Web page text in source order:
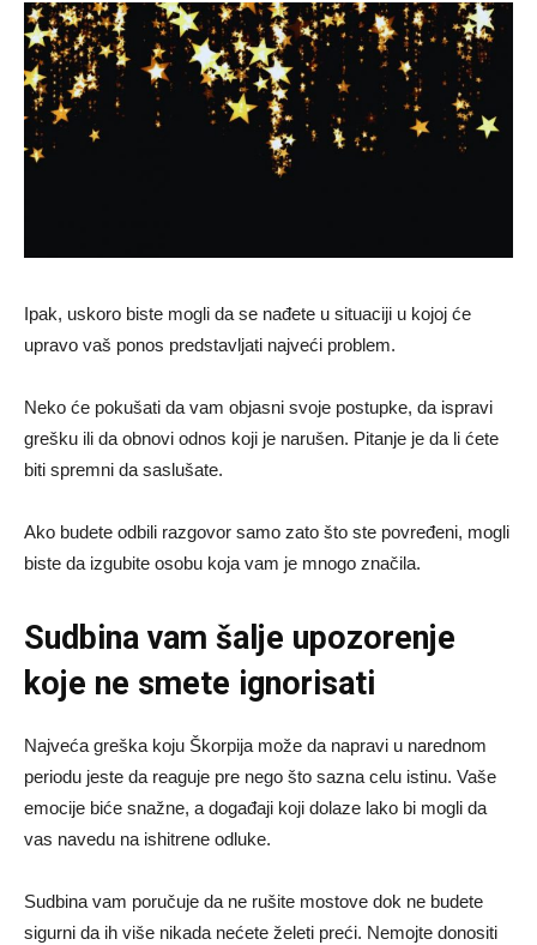
Ipak, uskoro biste mogli da se nađete u situaciji u kojoj će
upravo vaš ponos predstavljati najveći problem.
Neko će pokušati da vam objasni svoje postupke, da ispravi
grešku ili da obnovi odnos koji je narušen. Pitanje je da li ćete
biti spremni da saslušate.
Ako budete odbili razgovor samo zato što ste povređeni, mogli
biste da izgubite osobu koja vam je mnogo značila.
Sudbina vam šalje upozorenje
koje ne smete ignorisati
Najveća greška koju Škorpija može da napravi u narednom
periodu jeste da reaguje pre nego što sazna celu istinu. Vaše
emocije biće snažne, a događaji koji dolaze lako bi mogli da
vas navedu na ishitrene odluke.
Sudbina vam poručuje da ne rušite mostove dok ne budete
sigurni da ih više nikada nećete želeti preći. Nemojte donositi